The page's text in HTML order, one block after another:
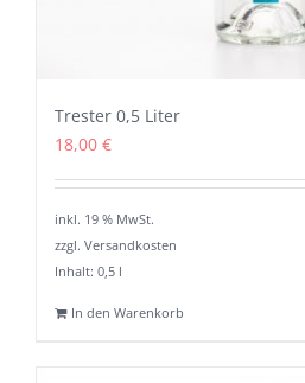
Trester 0,5 Liter
18,00 €
inkl. 19 % MwSt.
zzgl. Versandkosten
Inhalt: 0,5 l
In den Warenkorb